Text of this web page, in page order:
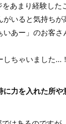
あまり経験し
いると気持ち
いあー」のお客
しちゃいました…！
力を入れた所や